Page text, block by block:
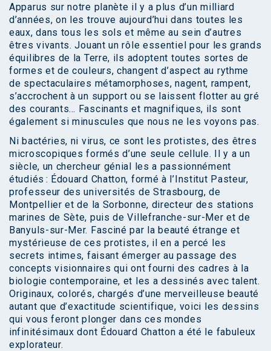
Apparus sur notre planète il y a plus d’un milliard
d’années, on les trouve aujourd’hui dans toutes les
eaux, dans tous les sols et même au sein d’autres
êtres vivants. Jouant un rôle essentiel pour les grands
équilibres de la Terre, ils adoptent toutes sortes de
formes et de couleurs, changent d’aspect au rythme
de spectaculaires métamorphoses, nagent, rampent,
s’accrochent à un support ou se laissent flotter au gré
des courants… Fascinants et magnifiques, ils sont
également si minuscules que nous ne les voyons pas.
Ni bactéries, ni virus, ce sont les protistes, des êtres
microscopiques formés d’une seule cellule. Il y a un
siècle, un chercheur génial les a passionnément
étudiés : Édouard Chatton, formé à l’Institut Pasteur,
professeur des universités de Strasbourg, de
Montpellier et de la Sorbonne, directeur des stations
marines de Sète, puis de Villefranche-sur-Mer et de
Banyuls-sur-Mer. Fasciné par la beauté étrange et
mystérieuse de ces protistes, il en a percé les
secrets intimes, faisant émerger au passage des
concepts visionnaires qui ont fourni des cadres à la
biologie contemporaine, et les a dessinés avec talent.
Originaux, colorés, chargés d’une merveilleuse beauté
autant que d’exactitude scientifique, voici les dessins
qui vous feront plonger dans ces mondes
infinitésimaux dont Édouard Chatton a été le fabuleux
explorateur.